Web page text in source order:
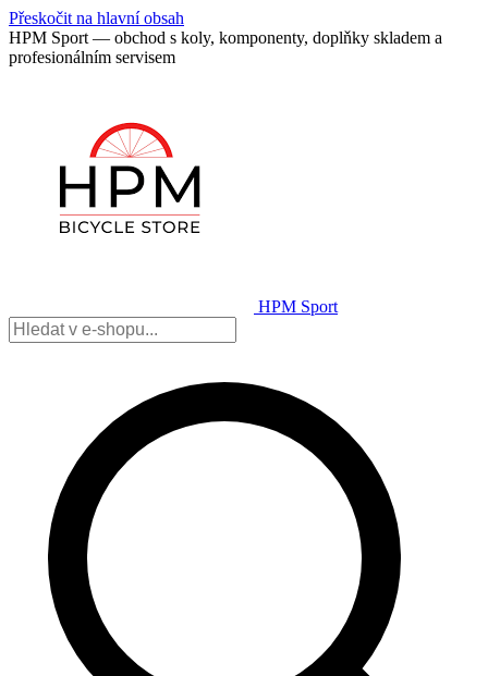
Přeskočit na hlavní obsah
HPM Sport — obchod s koly, komponenty, doplňky skladem a
profesionálním servisem
HPM Sport